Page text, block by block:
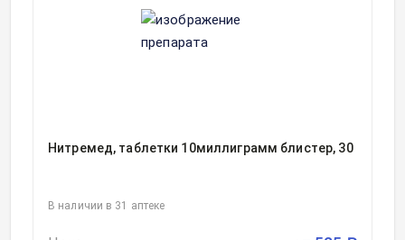
Нитремед, таблетки 10миллиграмм блистер, 30
В наличии в 31 аптеке